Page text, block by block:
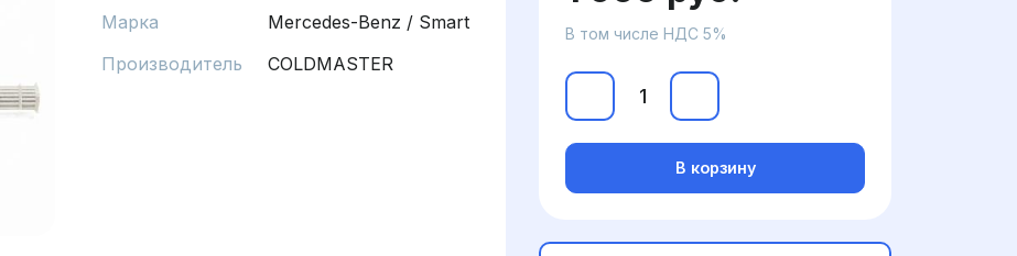
Марка
Mercedes-Benz / Smart
Производитель
COLDMASTER
В том числе НДС 5%
В корзину